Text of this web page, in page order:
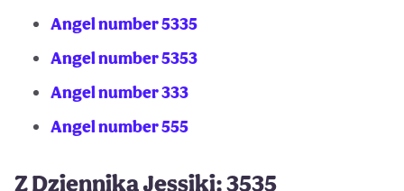
Angel number 5335
Angel number 5353
Angel number 333
Angel number 555
Z Dziennika Jessiki: 3535